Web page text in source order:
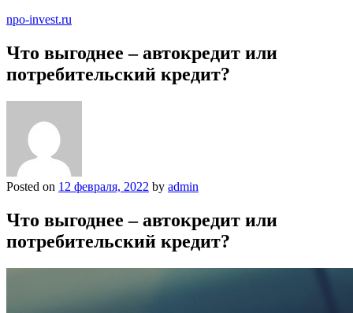
npo-invest.ru
Что выгоднее – автокредит или
потребительский кредит?
Posted on 12 февраля, 2022 by admin
Что выгоднее – автокредит или
потребительский кредит?